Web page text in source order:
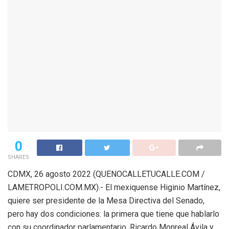
0
SHARES
CDMX, 26 agosto 2022 (QUENOCALLETUCALLE.COM /
LAMETROPOLI.COM.MX).- El mexiquense Higinio Martínez,
quiere ser presidente de la Mesa Directiva del Senado,
pero hay dos condiciones: la primera que tiene que hablarlo